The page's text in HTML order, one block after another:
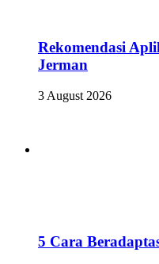
Rekomendasi
Jerman
3 August 2026
5 Cara